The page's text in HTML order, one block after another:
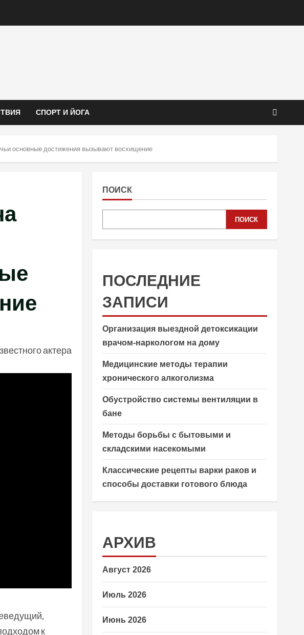
СПОРТ И ЙОГА
основные достижения вызывают восхищение
к
ПОИСК
ПОИСК
ПОСЛЕДНИЕ
ЗАПИСИ
Организация выездной детоксикации
врачом-наркологом на дому
Медицинские методы терапии
хронического алкоголизма
Обустройство системы вентиляции в
бане
Методы борьбы с бытовыми и
складскими насекомыми
Классические рецепты варки раков и
способы доставки готового блюда
АРХИВ
Август 2026
Июль 2026
Июнь 2026